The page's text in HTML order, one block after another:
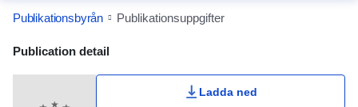
Publikationsbyrån Publikationsuppgifter
Publication Detail Actions Portlet
Publication detail
Ladda ned